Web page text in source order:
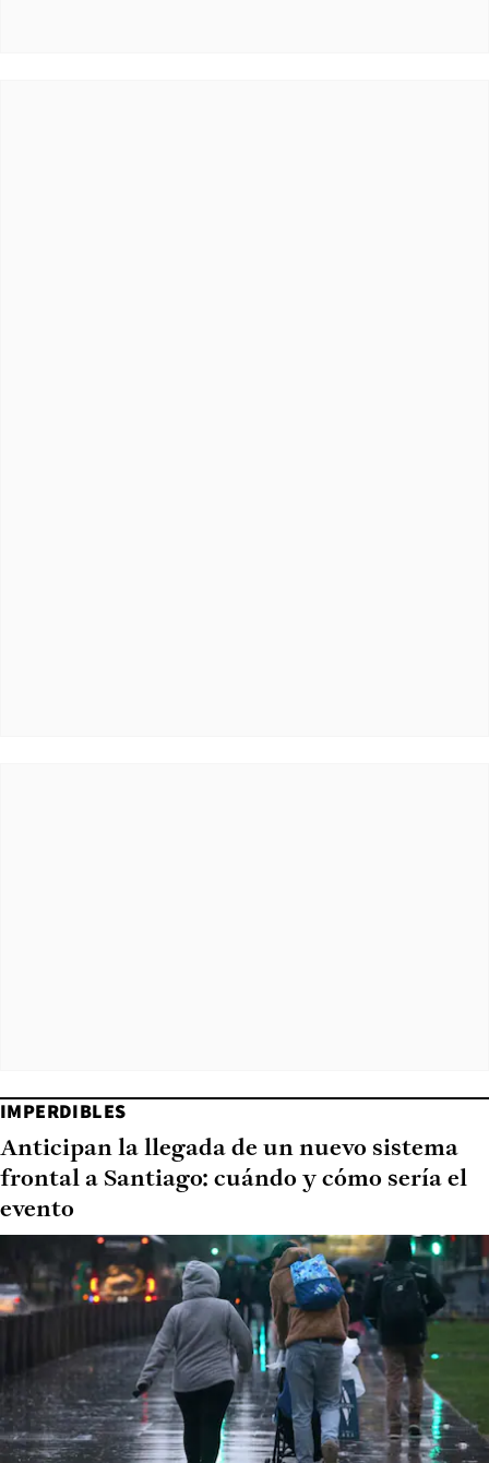
IMPERDIBLES
Anticipan la llegada de un nuevo sistema
frontal a Santiago: cuándo y cómo sería el
evento